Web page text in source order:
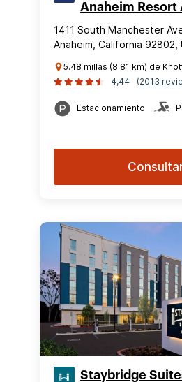
Anaheim Resort
1411 South Manchester
Anaheim, California
5.48 millas (8.81 km) de
4,44
(2013
Estacionamiento
Staybridge